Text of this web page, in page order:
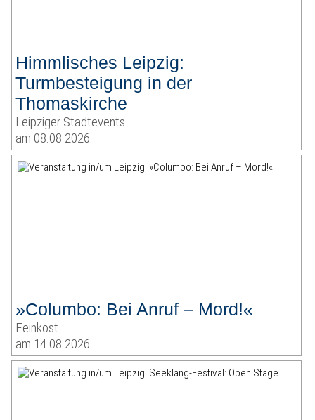
Himmlisches Leipzig:
Turmbesteigung in der
Thomaskirche
Leipziger Stadtevents
am 08.08.2026
»Columbo: Bei Anruf – Mord!«
Feinkost
am 14.08.2026